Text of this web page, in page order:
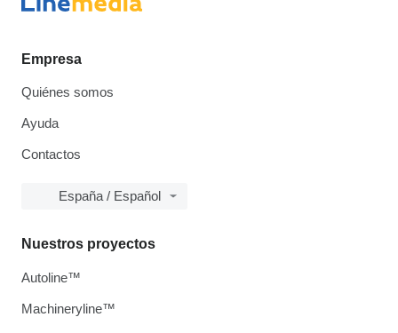
Empresa
Quiénes somos
Ayuda
Contactos
España / Español
Nuestros proyectos
Autoline™
Machineryline™